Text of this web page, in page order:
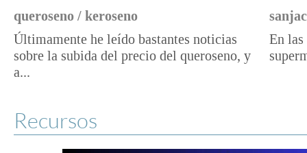
queroseno / keroseno
Últimamente he leído bastantes noticias
sobre la subida del precio del queroseno, y
a...
En las
Recursos